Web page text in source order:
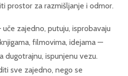
prostor za razmišljanje i odmor.
zajedno, putuju, isprobavaju
filmovima, idejama —
dugotrajnu, ispunjenu vezu.
sve zajedno, nego se